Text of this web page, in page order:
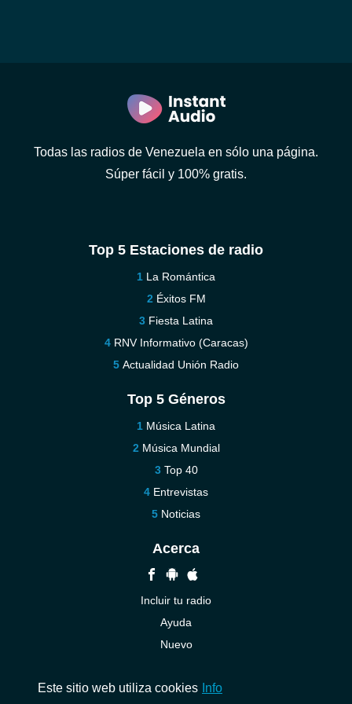
Todas las radios de Venezuela en sólo una página.
Súper fácil y 100% gratis.
Top 5 Estaciones de radio
La Romántica
Éxitos FM
Fiesta Latina
RNV Informativo (Caracas)
Actualidad Unión Radio
Top 5 Géneros
Música Latina
Música Mundial
Top 40
Entrevistas
Noticias
Acerca
Incluir tu radio
Ayuda
Nuevo
Este sitio web utiliza cookies Info